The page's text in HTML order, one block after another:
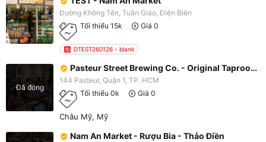
Đường Không Tên, Tuần Giáo, Điện Biên
Tối thiểu 15k
Giá 0
DTEST260126 - blank
Đã đóng
Pasteur Street Brewing Co. - Original Taproom & Restaurant
144 Pasteur, Quận 1, TP. HCM
Tối thiểu 0k
Giá 0
Châu Mỹ, Mỹ
Nam An Market - Rượu Bia - Thảo Điền